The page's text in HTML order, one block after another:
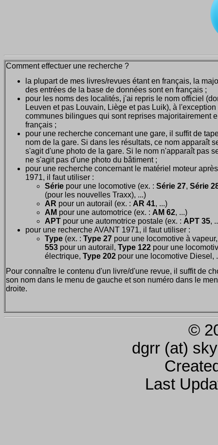
Comment effectuer une recherche ?
la plupart de mes livres/revues étant en français, la
des entrées de la base de données sont en français ;
pour les noms des localités, j'ai repris le nom officiel
Leuven et pas Louvain, Liège et pas Luik), à l'exception
communes bilingues qui sont reprises majoritairement
français ;
pour une recherche concernant une gare, il suffit de
nom de la gare. Si dans les résultats, ce nom apparaît
s'agit d'une photo de la gare. Si le nom n'apparaît pas
ne s'agit pas d'une photo du bâtiment ;
pour une recherche concernant le matériel moteur après
1971, il faut utiliser :
Série pour une locomotive (ex. : Série 27, Série
(pour les nouvelles Traxx), ...)
AR pour un autorail (ex. : AR 41, ...)
AM pour une automotrice (ex. : AM 62, ...)
APT pour une automotrice postale (ex. : APT 35,
pour une recherche AVANT 1971, il faut utiliser :
Type (ex. : Type 27 pour une locomotive à
553 pour un autorail, Type 122 pour une
électrique, Type 202 pour une locomotive Diesel,
Pour connaître le contenu d'un livre/d'une revue, il suffit de
son nom dans le menu de gauche et son numéro dans le
droite.
©
dgrr (at)
Last